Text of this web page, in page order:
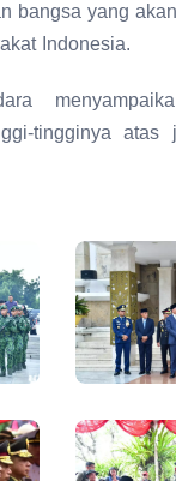
bangsa yang
Indonesia.
tingginya